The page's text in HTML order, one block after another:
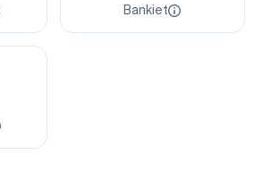
Bankiet